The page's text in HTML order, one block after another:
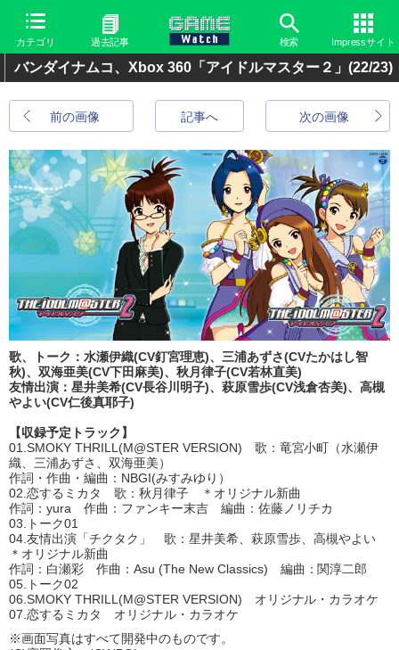
カテゴリ 過去記事 検索 Impressサイト
バンダイナムコ、Xbox 360「アイドルマスター２」 (22/23)
前の画像 次の画像
記事へ
歌、トーク：水瀬伊織(CV釘宮理恵)、三浦あずさ(CVたかはし智
秋)、双海亜美(CV下田麻美)、秋月律子(CV若林直美)
友情出演：星井美希(CV長谷川明子)、萩原雪歩(CV浅倉杏美)、高槻
やよい(CV仁後真耶子)
【収録予定トラック】
01.SMOKY THRILL(M@STER VERSION) 歌：竜宮小町（水瀬伊
織、三浦あずさ、双海亜美）
作詞・作曲・編曲：NBGI(みすみゆり）
02.恋するミカタ 歌：秋月律子 ＊オリジナル新曲
作詞：yura 作曲：ファンキー末吉 編曲：佐藤ノリチカ
03.トーク01
04.友情出演「チクタク」 歌：星井美希、萩原雪歩、高槻やよい
＊オリジナル新曲
作詞：白瀬彩 作曲：Asu (The New Classics) 編曲：関淳二郎
05.トーク02
06.SMOKY THRILL(M@STER VERSION) オリジナル・カラオケ
07.恋するミカタ オリジナル・カラオケ
※画面写真はすべて開発中のものです。